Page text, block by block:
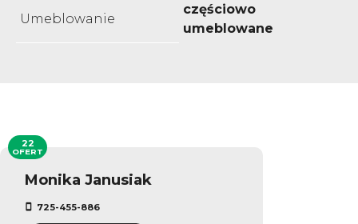
Umeblowanie
częściowo
umeblowane
Monika Janusiak
725-455-886
22
OFERT